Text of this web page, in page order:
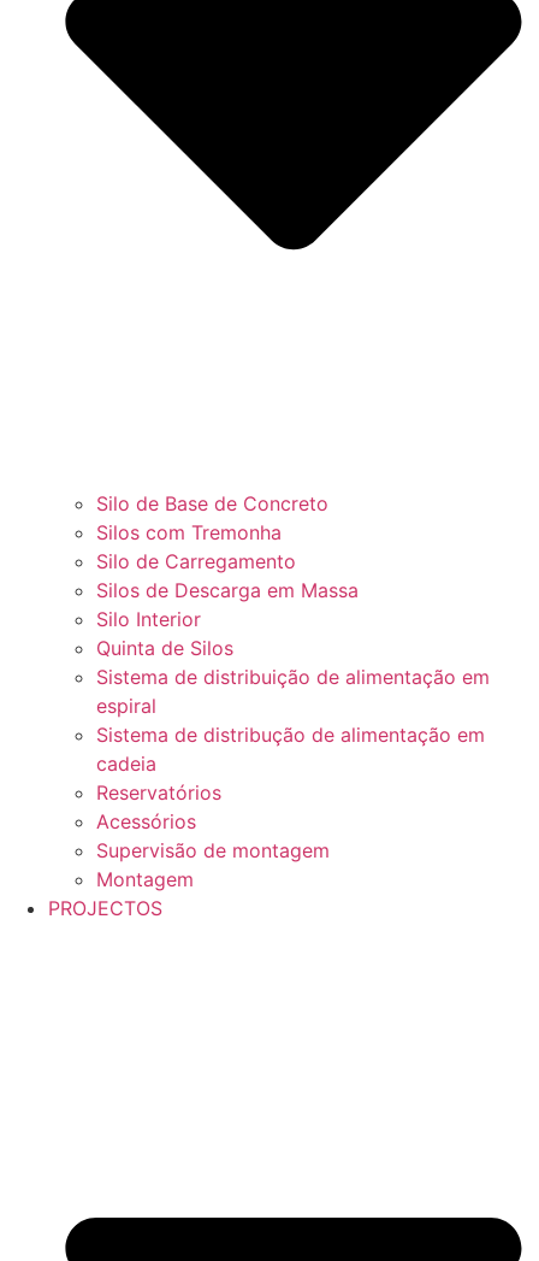
Silo de Base de Concreto
Silos com Tremonha
Silo de Carregamento
Silos de Descarga em Massa
Silo Interior
Quinta de Silos
Sistema de distribuição de alimentação em
espiral
Sistema de distribução de alimentação em
cadeia
Reservatórios
Acessórios
Supervisão de montagem
Montagem
PROJECTOS